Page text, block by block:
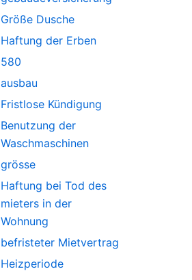
Größe Dusche
Haftung der Erben
580
ausbau
Fristlose Kündigung
Benutzung der
Waschmaschinen
grösse
Haftung bei Tod des
mieters in der
Wohnung
befristeter Mietvertrag
Heizperiode